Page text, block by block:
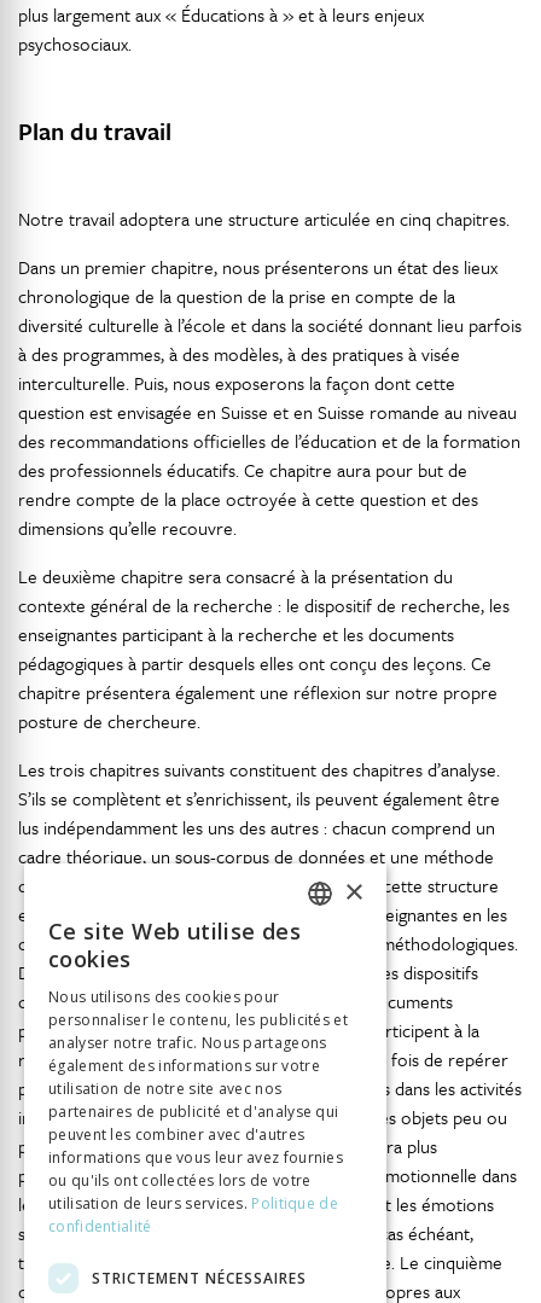
plus largement aux « Éducations à » et à leurs enjeux
psychosociaux.
Plan du travail
Notre travail adoptera une structure articulée en cinq chapitres.
Dans un premier chapitre, nous présenterons un état des lieux
chronologique de la question de la prise en compte de la
diversité culturelle à l’école et dans la société donnant lieu parfois
à des programmes, à des modèles, à des pratiques à visée
interculturelle. Puis, nous exposerons la façon dont cette
question est envisagée en Suisse et en Suisse romande au niveau
des recommandations officielles de l’éducation et de la formation
des professionnels éducatifs. Ce chapitre aura pour but de
rendre compte de la place octroyée à cette question et des
dimensions qu’elle recouvre.
Le deuxième chapitre sera consacré à la présentation du
contexte général de la recherche : le dispositif de recherche, les
enseignantes participant à la recherche et les documents
pédagogiques à partir desquels elles ont conçu des leçons. Ce
chapitre présentera également une réflexion sur notre propre
posture de chercheure.
Les trois chapitres suivants constituent des chapitres d’analyse.
S’ils se complètent et s’enrichissent, ils peuvent également être
lus indépendamment les uns des autres : chacun comprend un
cadre théorique, un sous-corpus de données et une méthode
d’analyse qui lui est propre. L’idée à l’origine de cette structure
est d’entrer pas à pas dans les pratiques des enseignantes en les
observant sous différents angles théoriques et méthodologiques.
Dans le troisième chapitre, nous présenterons les dispositifs
d’enseignement mis en place à partir de deux documents
pédagogiques par les douze enseignantes qui participent à la
recherche. L’étude des dispositifs permettra à la fois de repérer
pour chacune des enseignantes les objets traités dans les activités
interculturelles qui ont pour spécificité d’être des objets peu ou
pas didactisés. Le quatrième chapitre s’intéressera plus
particulièrement à la question de la dimension émotionnelle dans
les pratiques observées. Il étudiera la façon dont les émotions
sont abordées, mises en mots, élaborées et, le cas échéant,
transformées dans la dynamique interactionnelle. Le cinquième
chapitre présentera une étude des difficultés propres aux
ITALIAN
×
Ce site Web utilise des
cookies
Nous utilisons des cookies pour
personnaliser le contenu, les publicités et
analyser notre trafic. Nous partageons
également des informations sur votre
utilisation de notre site avec nos
partenaires de publicité et d'analyse qui
peuvent les combiner avec d'autres
informations que vous leur avez fournies
ou qu'ils ont collectées lors de votre
utilisation de leurs services. Politique de
confidentialité
STRICTEMENT NÉCESSAIRES